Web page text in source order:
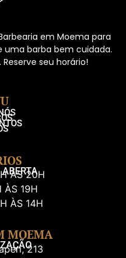
em Moema para
barba bem cuidada.
seu horário!
ÀS 20H
ÀS 19H
ÀS 14H
MOEMA
213